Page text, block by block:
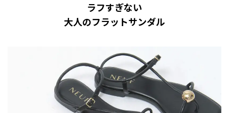
ラフすぎない
大人のフラットサンダル